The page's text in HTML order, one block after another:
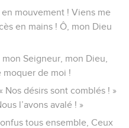
mouvement ! Viens me
en mains ! Ô, mon Dieu
Seigneur, mon Dieu,
moquer de moi !
Nos désirs sont comblés ! »
l’avons avalé ! »
tous ensemble, Ceux